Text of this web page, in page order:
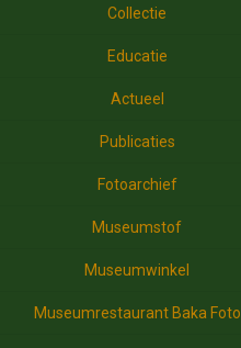
Collectie
Educatie
Actueel
Publicaties
Fotoarchief
Museumstof
Museumwinkel
Museumrestaurant Baka Foto